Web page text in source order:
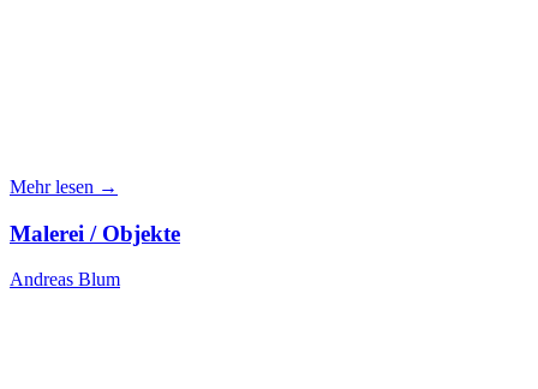
Mehr lesen →
Malerei / Objekte
Andreas Blum